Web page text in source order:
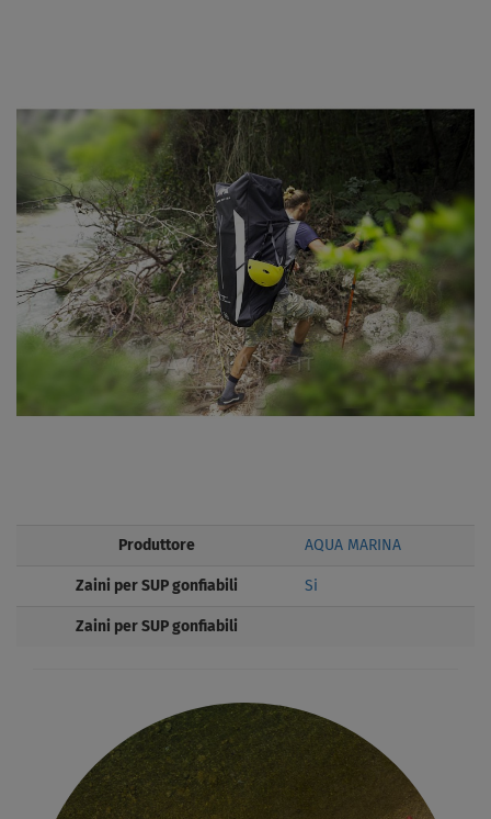
Produttore AQUA MARINA
Zaini per SUP gonfiabili Si
Zaini per SUP gonfiabili